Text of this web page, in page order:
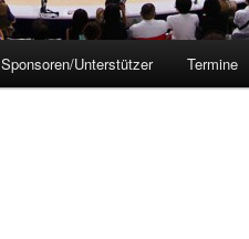
Sponsoren/Unterstützer Termine